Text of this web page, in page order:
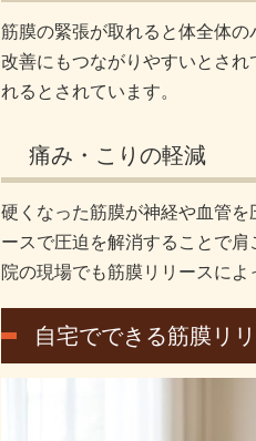
筋膜の緊張が取れると体全体
改善にもつながりやすいとさ
れるとされています。
痛み・こりの軽減
硬くなった筋膜が神経や血管
ースで圧迫を解消することで
院の現場でも筋膜リリースに
自宅でできる筋膜リ